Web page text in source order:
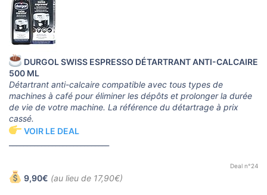
DURGOL SWISS ESPRESSO DÉTARTRANT ANTI-CALCAIRE
500 ML
Détartrant anti-calcaire compatible avec tous types de
machines à café pour éliminer les dépôts et prolonger la durée
de vie de votre machine. La référence du détartrage à prix
cassé.
VOIR LE DEAL
Deal n°24
9,90€ (au lieu de 17,90€)